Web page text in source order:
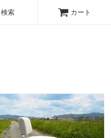
検索 カート